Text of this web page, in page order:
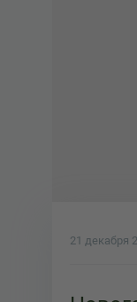
21 декабря